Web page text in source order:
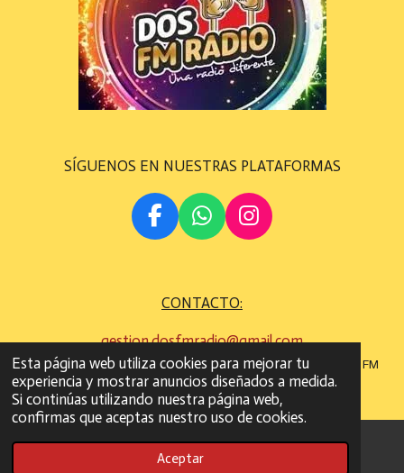
Esta página web utiliza cookies para mejorar tu
experiencia y mostrar anuncios diseñados a medida.
Si continúas utilizando nuestra página web,
confirmas que aceptas nuestro uso de cookies.
Aceptar
SÍGUENOS EN NUESTRAS PLATAFORMAS
F
A
B
O
O
K
W
H
S
A
P
P
I
N
G
R
A
M
CONTACTO:
gestion.dosfmradio@gmail.com
©Todos los derechos son reservados
2022 - 2023 DOS FM
RADIO
Correo electrónico